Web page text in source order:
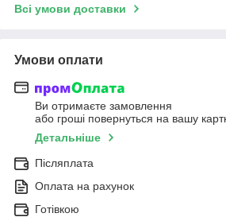
Всі умови доставки
Умови оплати
Ви отримаєте замовлення
або гроші повернуться на вашу
Детальніше
Післяплата
Оплата на рахунок
Готівкою